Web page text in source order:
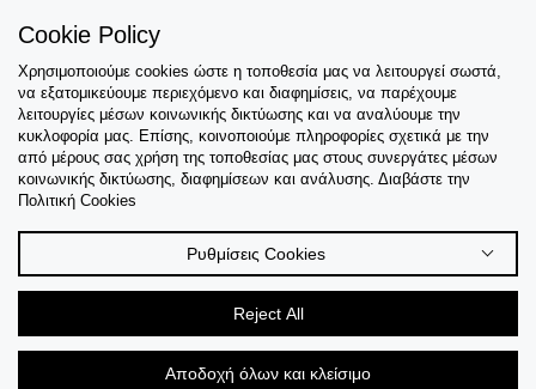
Εξυπηρέτηση
Collections
Cookie Policy
Χρησιμοποιούμε cookies ώστε η τοποθεσία μας να λειτουργεί σωστά,
να εξατομικεύουμε περιεχόμενο και διαφημίσεις, να παρέχουμε
λειτουργίες μέσων κοινωνικής δικτύωσης και να αναλύουμε την
κυκλοφορία μας. Επίσης, κοινοποιούμε πληροφορίες σχετικά με την
από μέρους σας χρήση της τοποθεσίας μας στους συνεργάτες μέσων
κοινωνικής δικτύωσης, διαφημίσεων και ανάλυσης. Διαβάστε την
Πολιτική Cookies
Ρυθμίσεις Cookies
Reject All
Αποδοχή όλων και κλείσιμο